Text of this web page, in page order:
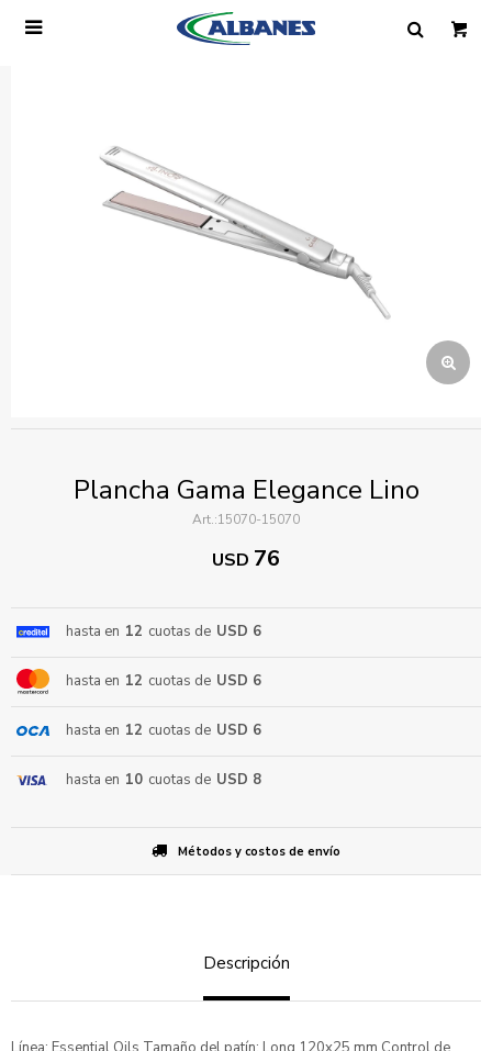

Plancha Gama Elegance Lino
15070-15070
USD 76
hasta en 12 cuotas de USD 6
hasta en 12 cuotas de USD 6
hasta en 12 cuotas de USD 6
hasta en 10 cuotas de USD 8
Métodos y costos de envío
Descripción
ENVIAR